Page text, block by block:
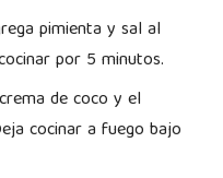
pimienta y sal al
por 5 minutos.
de coco y el
cocinar a fuego bajo